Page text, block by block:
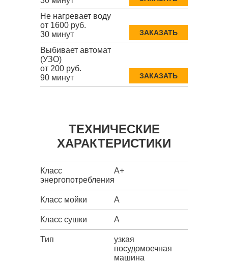
Не нагревает воду
от 1600 руб.
30 минут
ЗАКАЗАТЬ
Выбивает автомат
(УЗО)
от 200 руб.
90 минут
ЗАКАЗАТЬ
ТЕХНИЧЕСКИЕ
ХАРАКТЕРИСТИКИ
Класс
энергопотребления
A+
Класс мойки A
Класс сушки A
Тип
узкая
посудомоечная
машина